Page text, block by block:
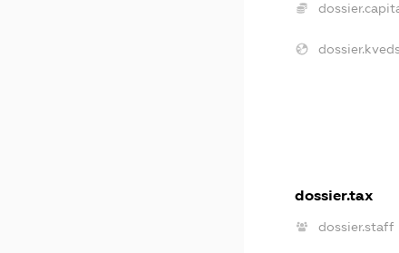
dossier.tax
dossier.staff